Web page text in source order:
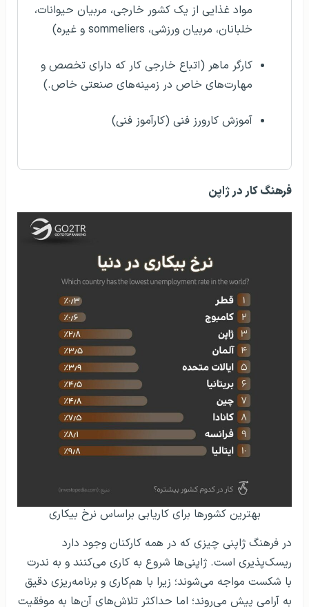
مواد غذایی از یک کشور خارجی، مربیان حیوانات،
خلبانان، مربیان ورزشی، sommeliers و غیره)
کارگر ماهر (اتباع خارجی کار که دارای تخصص و
مهارت‌های خاص در زمینه‌های صنعتی خاص.)
آموزش کارورز فنی (کارآموز فنی)
فرهنگ کار در ژاپن
بهترین کشورها برای کاریابی براساس نرخ بیکاری
در فرهنگ ژاپنی چیزی که در همه کارکنان وجود دارد
ریسک‌پذیری است. ژاپنی‌ها شروع به کاری می‌کنند و به ندرت
با شکست مواجه می‌شوند؛ زیرا با هم‌کاری و برنامه‌ریزی دقیق
به آرامی پیش می‌روند؛ اما حداکثر تلاش‌های آن‌ها به موفقیت